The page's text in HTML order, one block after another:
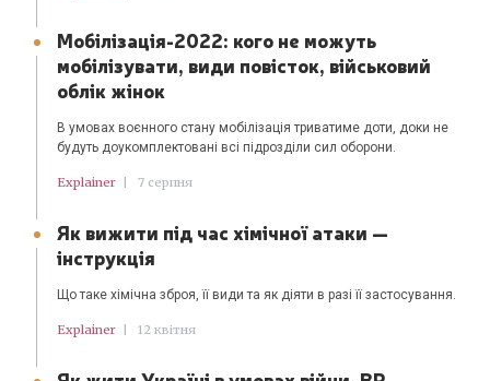
Мобілізація-2022: кого не можуть
мобілізувати, види повісток, військовий
облік жінок
В умовах воєнного стану мобілізація триватиме доти, доки не
будуть доукомплектовані всі підрозділи сил оборони.
Explainer 7 серпня
Як вижити під час хімічної атаки —
інструкція
Що таке хімічна зброя, її види та як діяти в разі її застосування.
Explainer 12 квітня